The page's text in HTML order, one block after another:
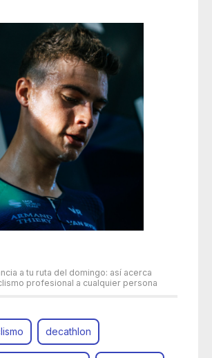
a tu ruta del domingo: así acerca
profesional a cualquier persona
decathlon